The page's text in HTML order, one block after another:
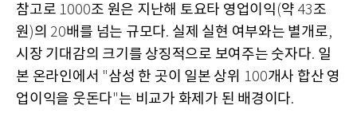
참고로 1000조 원은 지난해 토요타 영업이익 (약 43조
원 )의 20배를 넘는 규모다. 실제 실현 여부와는 별개로,
시장 기대감의 크기를 상징적으로 보여주는 숫자다. 일
본 온라인에서 "삼성 한 곳이 일본 상위 100개사 합산 영
업이익을 웃돈다"는 비교가 화제가 된 배경이다.